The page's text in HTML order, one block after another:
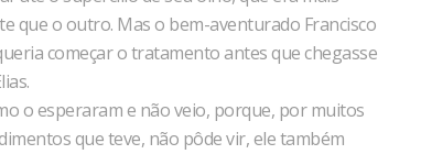
que o outro. Mas o bem-aventurado Francisco
começar o tratamento antes que chegasse
o esperaram e não veio, porque, por muitos
que teve, não pôde vir, ele também